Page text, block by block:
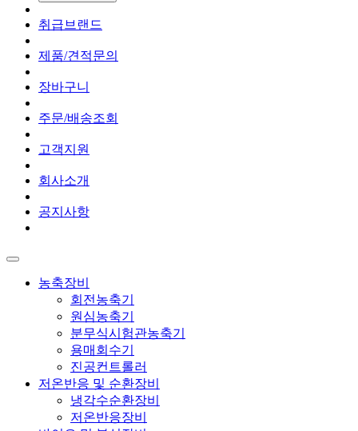
취급브랜드
제품/견적문의
장바구니
주문/배송조회
고객지원
회사소개
공지사항
농축장비
회전농축기
원심농축기
분무식시험관농축기
용매회수기
진공컨트롤러
저온반응 및 순환장비
냉각수순환장비
저온반응장비